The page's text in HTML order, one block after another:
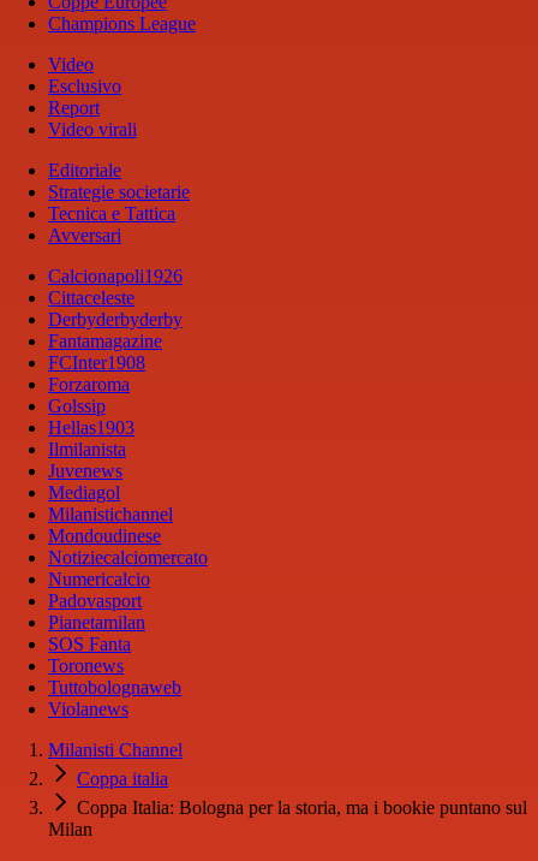
Champions League
Video
Esclusivo
Report
Video virali
Editoriale
Strategie societarie
Tecnica e Tattica
Avversari
Calcionapoli1926
Cittaceleste
Derbyderbyderby
Fantamagazine
FCInter1908
Forzaroma
Golssip
Hellas1903
Ilmilanista
Juvenews
Mediagol
Milanistichannel
Mondoudinese
Notiziecalciomercato
Numericalcio
Padovasport
Pianetamilan
SOS Fanta
Toronews
Tuttobolognaweb
Violanews
Milanisti Channel
Coppa italia
Coppa Italia: Bologna per la storia, ma i bookie puntano sul
Milan